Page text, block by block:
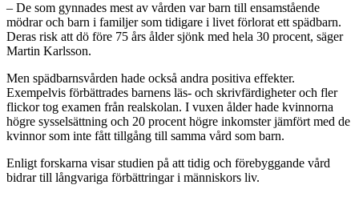
– De som gynnades mest av vården var barn till ensamstående
mödrar och barn i familjer som tidigare i livet förlorat ett spädbarn.
Deras risk att dö före 75 års ålder sjönk med hela 30 procent, säger
Martin Karlsson.
Men spädbarnsvården hade också andra positiva effekter.
Exempelvis förbättrades barnens läs- och skrivfärdigheter och fler
flickor tog examen från realskolan. I vuxen ålder hade kvinnorna
högre sysselsättning och 20 procent högre inkomster jämfört med de
kvinnor som inte fått tillgång till samma vård som barn.
Enligt forskarna visar studien på att tidig och förebyggande vård
bidrar till långvariga förbättringar i människors liv.